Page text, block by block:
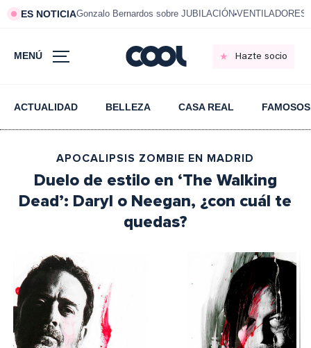
ES NOTICIAGonzalo Bernardos sobre JUBILACIÓN VENTILADORES
MENÚ Hazte socio
ACTUALIDAD BELLEZA CASA REAL FAMOSOS
APOCALIPSIS ZOMBIE EN MADRID
Duelo de estilo en ‘The Walking
Dead’: Daryl o Neegan, ¿con cuál te
quedas?